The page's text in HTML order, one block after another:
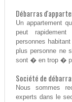
Débarras
Un appartement
peut
personnes
plus personne ne
sont � en trop �
Société de
Nous sommes
experts dans le